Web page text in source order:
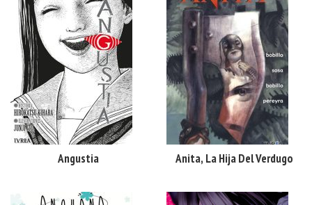
Angustia Anita, La Hija Del Verdugo